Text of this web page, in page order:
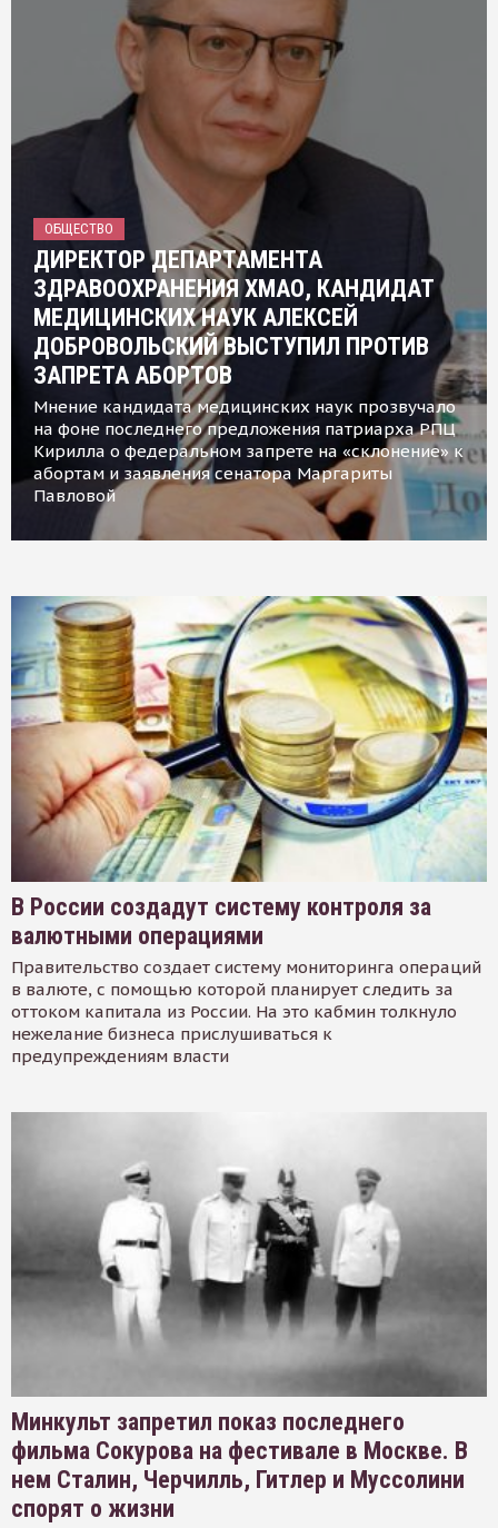
ОБЩЕСТВО
ДИРЕКТОР ДЕПАРТАМЕНТА
ЗДРАВООХРАНЕНИЯ ХМАО, КАНДИДАТ
МЕДИЦИНСКИХ НАУК АЛЕКСЕЙ
ДОБРОВОЛЬСКИЙ ВЫСТУПИЛ ПРОТИВ
ЗАПРЕТА АБОРТОВ
Мнение кандидата медицинских наук прозвучало
на фоне последнего предложения патриарха РПЦ
Кирилла о федеральном запрете на «склонение» к
абортам и заявления сенатора Маргариты
Павловой
В России создадут систему контроля за
валютными операциями
Правительство создает систему мониторинга операций
в валюте, с помощью которой планирует следить за
оттоком капитала из России. На это кабмин толкнуло
нежелание бизнеса прислушиваться к
предупреждениям власти
Минкульт запретил показ последнего
фильма Сокурова на фестивале в Москве. В
нем Сталин, Черчилль, Гитлер и Муссолини
спорят о жизни